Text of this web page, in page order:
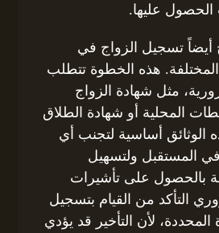
الحصول عليها.
أيضاً تسجيل الزواج في
المختلفة. هذه الخطوة تتطلب
مثل شهادة الزواج
المحلية أو شهادة الطلاق
الوثائق أساسية لتجنب أي
المستقبل ولتسهيل
بالحصول على تأشيرات
التأكد من القيام بتسجيل
المحددة، لأن التأخير قد يؤدي